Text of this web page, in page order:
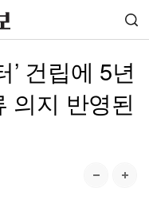
’ 건립에 5년
의지 반영된